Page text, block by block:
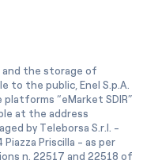
and the storage of
to the public, Enel S.p.A.
“eMarket SDIR”
at the address
by Teleborsa S.r.l. -
Priscilla - as per
n. 22517 and 22518 of